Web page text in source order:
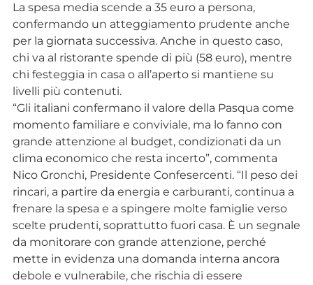
La spesa media scende a 35 euro a persona,
confermando un atteggiamento prudente anche
per la giornata successiva. Anche in questo caso,
chi va al ristorante spende di più (58 euro), mentre
chi festeggia in casa o all’aperto si mantiene su
livelli più contenuti.
“Gli italiani confermano il valore della Pasqua come
momento familiare e conviviale, ma lo fanno con
grande attenzione al budget, condizionati da un
clima economico che resta incerto”, commenta
Nico Gronchi, Presidente Confesercenti. “Il peso dei
rincari, a partire da energia e carburanti, continua a
frenare la spesa e a spingere molte famiglie verso
scelte prudenti, soprattutto fuori casa. È un segnale
da monitorare con grande attenzione, perché
mette in evidenza una domanda interna ancora
debole e vulnerabile, che rischia di essere